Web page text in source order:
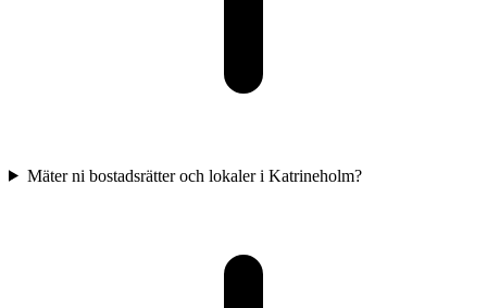
Mäter ni bostadsrätter och lokaler i Katrineholm?